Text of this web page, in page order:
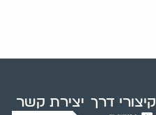
קיצורי דרך יצירת קשר